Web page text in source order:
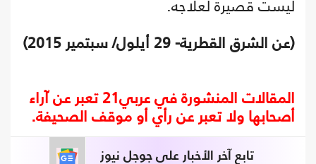
ليست قصيرة لعلاجه.
(عن الشرق القطرية- 29 أيلول/ سبتمير 2015)
المقالات المنشورة في عربي21 تعبر عن آراء
أصحابها ولا تعبر عن رأي أو موقف الصحيفة.
تابع آخر الأخبار على جوجل نيوز